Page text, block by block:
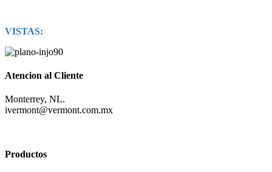
VISTAS:
Atencion al Cliente
Monterrey, NL.
ivermont@vermont.com.mx
Productos